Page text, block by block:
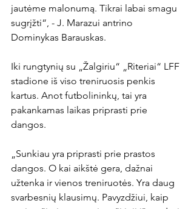
jautėme malonumą. Tikrai labai smagu
sugrįžti“, - J. Marazui antrino
Dominykas Barauskas.
Iki rungtynių su „Žalgiriu“ „Riteriai“ LFF
stadione iš viso treniruosis penkis
kartus. Anot futbolininkų, tai yra
pakankamas laikas priprasti prie
dangos.
„Sunkiau yra priprasti prie prastos
dangos. O kai aikštė gera, dažnai
užtenka ir vienos treniruotės. Yra daug
svarbesnių klausimų. Pavyzdžiui, kaip